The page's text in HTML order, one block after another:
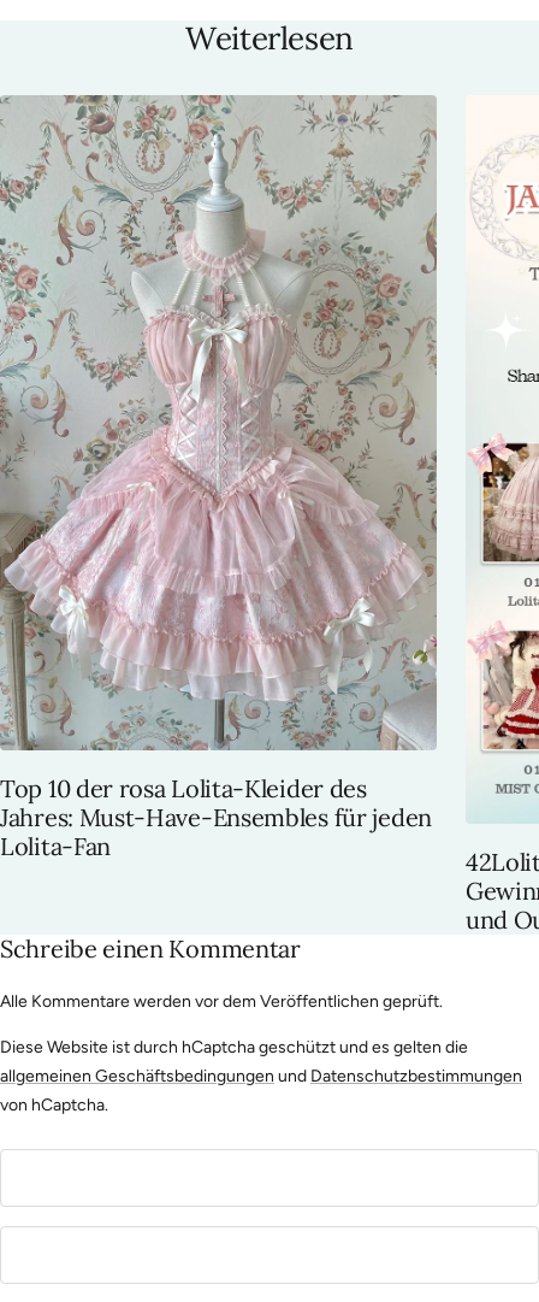
Weiterlesen
Top 10 der rosa Lolita-Kleider des
Jahres: Must-Have-Ensembles für jeden
Lolita-Fan
und
Schreibe einen Kommentar
Alle Kommentare werden vor dem Veröffentlichen geprüft.
Diese Website ist durch hCaptcha geschützt und es gelten die
allgemeinen Geschäftsbedingungen und Datenschutzbestimmungen
von hCaptcha.